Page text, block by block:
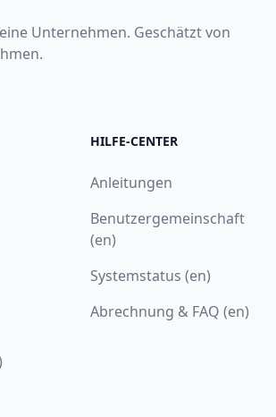
Unternehmen. Geschätzt von
HILFE-CENTER
Anleitungen
Benutzergemeinschaft
(en)
Systemstatus (en)
Abrechnung & FAQ (en)